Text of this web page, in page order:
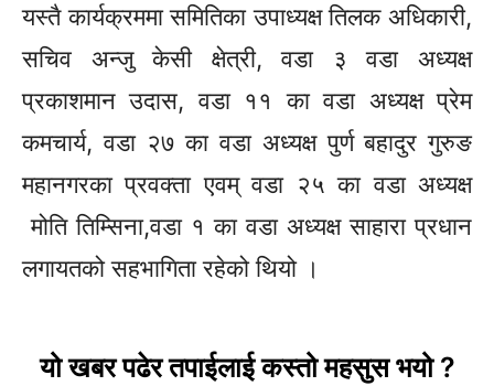
यस्तै कार्यक्रममा समितिकाउपाध्यक्षतिलक अधिकारी,
सचिव अन्जु केसी क्षेत्री, वडा३ वडाअध्यक्ष
प्रकाशमान उदास, वडा११ का वडा अध्यक्षप्रेम
कमचार्य, वडा२७का वडाअध्यक्षपुर्णबहादुर गुरुङ
महानगरका प्रवक्ताएवम्वडा २५ का वडाअध्यक्ष
मोतितिम्सिना,वडा१ का वडा अध्यक्ष साहाराप्रधान
लगायतकोसहभागिता रहेको थियो ।
यो खबर पढेर तपाईलाई कस्तो महसुस भयो ?